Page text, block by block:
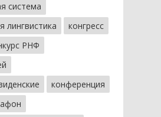
система
лингвистика
конгресс
РНФ
конференция